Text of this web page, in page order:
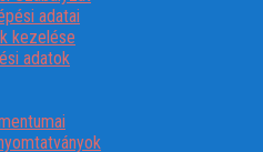
adatai
kezelése
adatok